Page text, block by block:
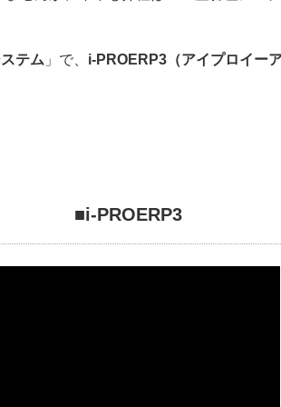
テム 」で、 i-PROERP3（アイプロイー
■i-PROERP3